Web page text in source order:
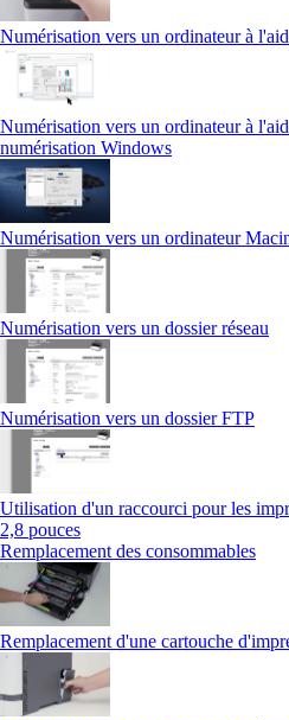
Numérisation vers un ordinateur à
Numérisation vers un ordinateur à
numérisation Windows
Numérisation vers un ordinateur
Numérisation vers un dossier réseau
Numérisation vers un dossier FTP
Utilisation d'un raccourci pour les
2,8 pouces
Remplacement des consommables
Remplacement d'une cartouche